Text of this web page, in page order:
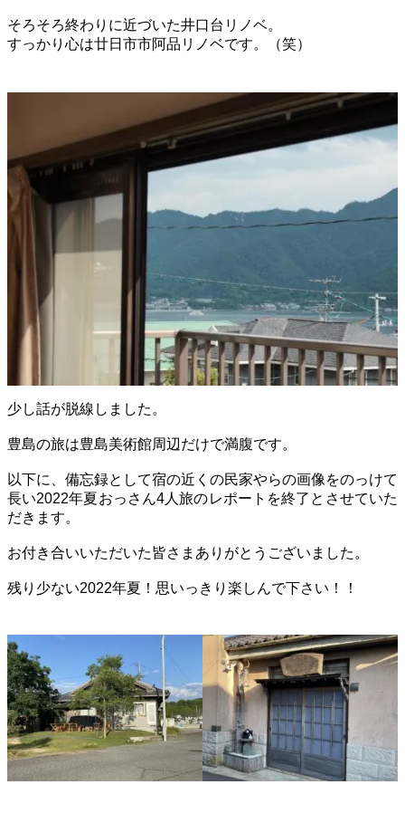
そろそろ終わりに近づいた井口台リノベ。
すっかり心は廿日市市阿品リノベです。（笑）
少し話が脱線しました。
豊島の旅は豊島美術館周辺だけで満腹です。
以下に、備忘録として宿の近くの民家やらの画像をのっけて
長い2022年夏おっさん4人旅のレポートを終了とさせていた
だきます。
お付き合いいただいた皆さまありがとうございました。
残り少ない2022年夏！思いっきり楽しんで下さい！！